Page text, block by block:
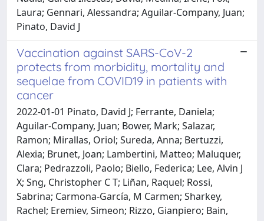
Laura; Gennari, Alessandra; Aguilar-Company, Juan;
Pinato, David J
Vaccination against SARS-CoV-2
protects from morbidity, mortality and
sequelae from COVID19 in patients with
cancer
2022-01-01 Pinato, David J; Ferrante, Daniela;
Aguilar-Company, Juan; Bower, Mark; Salazar,
Ramon; Mirallas, Oriol; Sureda, Anna; Bertuzzi,
Alexia; Brunet, Joan; Lambertini, Matteo; Maluquer,
Clara; Pedrazzoli, Paolo; Biello, Federica; Lee, Alvin J
X; Sng, Christopher C T; Liñan, Raquel; Rossi,
Sabrina; Carmona-García, M Carmen; Sharkey,
Rachel; Eremiev, Simeon; Rizzo, Gianpiero; Bain,